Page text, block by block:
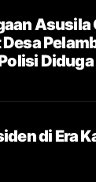
Asusila
di Era